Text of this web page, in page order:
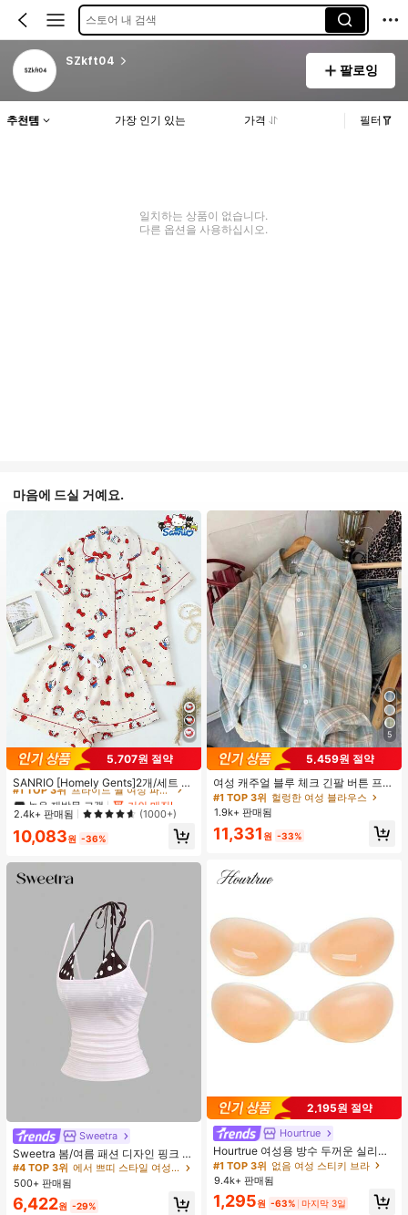
스토어 내 검색
SZkft04
팔로잉
추천템 가장 인기 있는 가격 필터
일치하는 상품이 없습니다.
다른 옵션을 사용하십시오.
마음에 드실 거예요.
5,707원 절약
SANRIO [Homely Gents]2개/세트 여
성 프린트 라펠 반팔 버튼 포켓 상의
및 보우 반바지 잠옷 세트, 캐주얼 홈
웨어, 봄/여름에 적합
#1 TOP 3위
프라이드 월 여성 파자마 세트
높은 재방문 고객
거의 매진!
#1 TOP 3위
프라이드 월 여성 파자마 세트
높은 재방문 고객
거의 매진!
#1 TOP 3위
프라이드 월 여성 파자마 세트
높은 재방문 고객
거의 매진!
#1 TOP 3위
프라이드 월 여성 파자마 세트
높은 재방문 고객
2.4k+ 판매됨 (1000+)
10,083원 -36%
Sweetra
Sweetra 봄/여름 패션 디자인 핑크 스
트라이프 브라운 폴카 도트 스파게티
스트랩 2 In 1 스위트 걸리시 비치 로
맨틱 휴가 스타일 여성용 캐미 탱크 탑
#4 TOP 3위
거의 매진!
#4 TOP 3위
에서 쁘띠 스타일 여성 상의, 블라우스 & 티
거의 매진!
#4 TOP 3위
에서 쁘띠 스타일 여성 상의, 블라우스 & 티
거의 매진!
#4 TOP 3위
에서 쁘띠 스타일 여성 상의, 블라우스 & 티
500+ 판매됨
6,422원 -29%
5
5,459원 절약
여성 캐주얼 블루 체크 긴팔 버튼 프론
트 폴리에스터 셔츠, 레귤러 핏, 봄 의
류, 편안한 스타일
#1 TOP 3위 헐렁한 여성 블라우스
1.9k+ 판매됨
11,331 원 -33%
2,195원 절약
Hourtrue
Hourtrue 여성용 방수 두꺼운 실리콘
가슴 페탈, 작은 가슴 리프트업 & 푸시
인용, 웨딩 촬영 및 들러리용
#1 TOP 3위 없음 여성 스티키 브라
9.4k+ 판매됨
1,295원 -63% 마지막 3일